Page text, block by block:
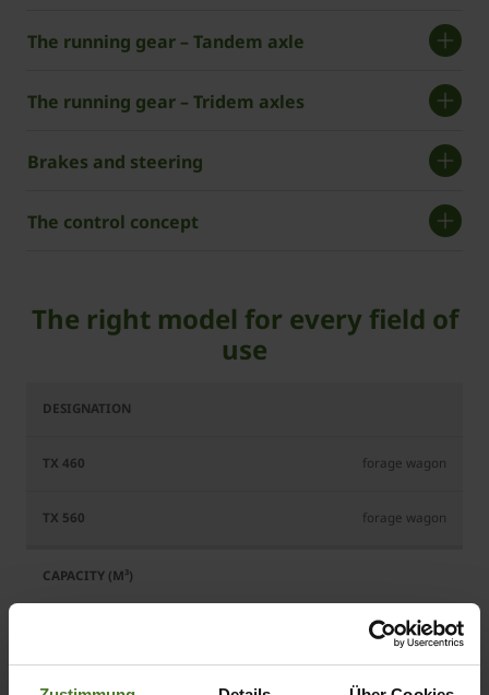
The running gear – Tandem axle
The running gear – Tridem axles
Brakes and steering
The control concept
The right model for every field of
use
TX
forage wagon
forage wagon
46
56